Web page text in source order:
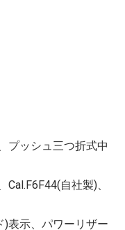
プッシュ三つ折式中
自社製)、
表示、パワーリザー